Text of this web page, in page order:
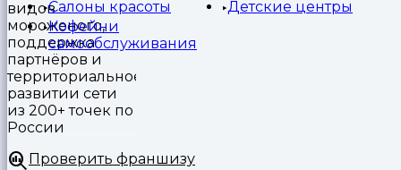
Салоны красоты
Детские центры
Кофейни
самообслуживания
видов
мороженого,
поддержка
партнёров и
территориальное
развитии сети
из 200+ точек по
России
Проверить франшизу